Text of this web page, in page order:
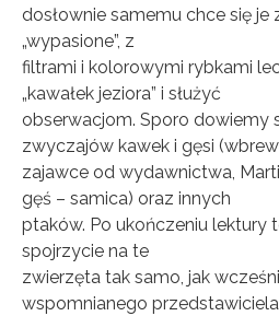
dosłownie samemu chce się je
„wypasione”, z
filtrami i kolorowymi rybkami
„kawałek jeziora” i służyć
obserwacjom. Sporo dowiemy
zwyczajów kawek i gęsi (wbrew
zajawce od wydawnictwa,
gęś – samica) oraz innych
ptaków. Po ukończeniu lektury
spojrzycie na te
zwierzęta tak samo, jak
wspomnianego